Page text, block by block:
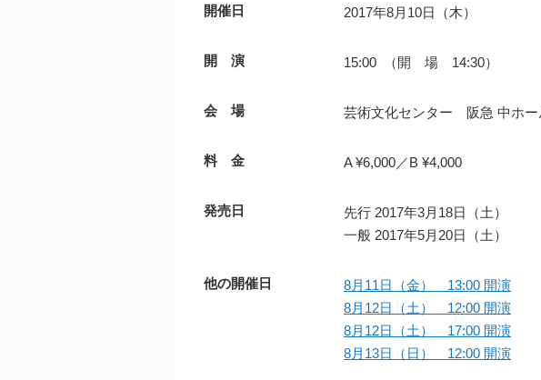
開催日 2017年8月10日（木）
開 演 15:00 （開 場 14:30）
会 場 芸術文化センター 阪急 中ホー
料 金 A ¥6,000／B ¥4,000
発売日
先行 2017年3月18日（土）
一般 2017年5月20日（土）
他の開催日
8月11日（金） 13:00 開演
8月12日（土） 12:00 開演
8月12日（土） 17:00 開演
8月13日（日） 12:00 開演